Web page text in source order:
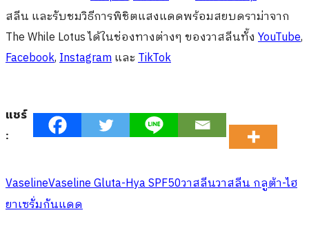
สลีน และรับชมวิธีการพิชิตแสงแดดพร้อมสยบดราม่าจาก
The While Lotus ได้ในช่องทางต่างๆ ของวาสลีนทั้ง YouTube,
Facebook,InstagramและTikTok
แชร์
:
VaselineVaseline Gluta-Hya SPF50วาสลีนวาสลีน กลูต้า-ไฮ
ยาเซรั่มกันแดด